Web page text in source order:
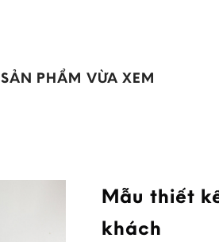
SẢN PHẨM VỪA XEM
Mẫu thiết
khách